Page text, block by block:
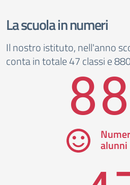
La scuola in numeri
Il nostro istituto, nell'anno
conta in totale 47 classi e
alunni